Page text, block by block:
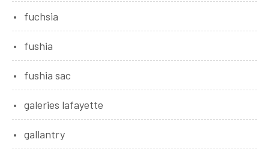
fuchsia
fushia
fushia sac
galeries lafayette
gallantry